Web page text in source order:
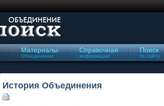
Материалы
Объединения
Справочная
информация
Поиск
по сайту
История Объединения